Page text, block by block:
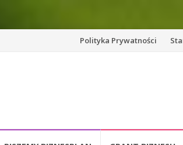
Skip
Polityka Prywatności